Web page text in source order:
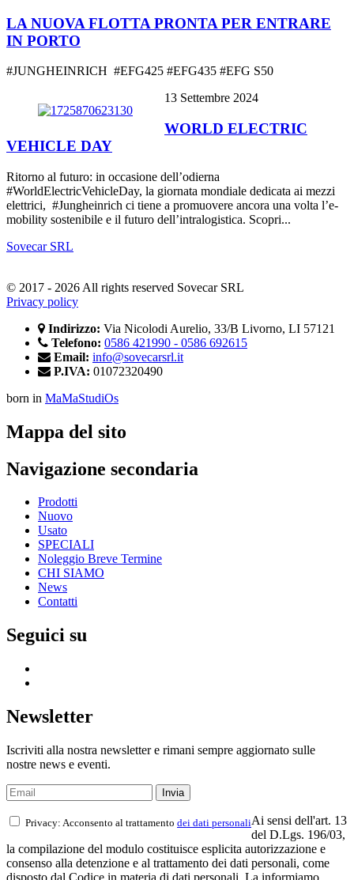
LA NUOVA FLOTTA PRONTA PER ENTRARE
IN PORTO
#JUNGHEINRICH #EFG425 #EFG435 #EFG S50
13 Settembre 2024
WORLD ELECTRIC
VEHICLE DAY
Ritorno al futuro: in occasione dell’odierna
#WorldElectricVehicleDay, la giornata mondiale dedicata ai mezzi
elettrici, #Jungheinrich ci tiene a promuovere ancora una volta l’e-
mobility sostenibile e il futuro dell’intralogistica. Scopri...
Sovecar SRL
© 2017 - 2026 All rights reserved Sovecar SRL
Privacy policy
Indirizzo: Via Nicolodi Aurelio, 33/B Livorno, LI 57121
Telefono: 0586 421990 - 0586 692615
Email: info@sovecarsrl.it
P.IVA: 01072320490
born in MaMaStudiOs
Mappa del sito
Navigazione secondaria
Prodotti
Nuovo
Usato
SPECIALI
Noleggio Breve Termine
CHI SIAMO
News
Contatti
Seguici su
Newsletter
Iscriviti alla nostra newsletter e rimani sempre aggiornato sulle
nostre news e eventi.
Privacy: Acconsento al trattamento dei dati personaliAi sensi dell'art. 13
del D.Lgs. 196/03,
la compilazione del modulo costituisce esplicita autorizzazione e
consenso alla detenzione e al trattamento dei dati personali, come
disposto dal Codice in materia di dati personali. La informiamo